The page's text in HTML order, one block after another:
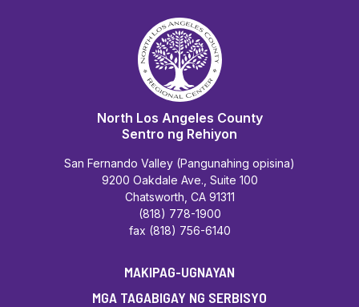
North Los Angeles County
Sentro ng Rehiyon
San Fernando Valley (Pangunahing opisina)
9200 Oakdale Ave., Suite 100
Chatsworth, CA 91311
(818) 778-1900
fax (818) 756-6140
MAKIPAG-UGNAYAN
MGA TAGABIGAY NG SERBISYO